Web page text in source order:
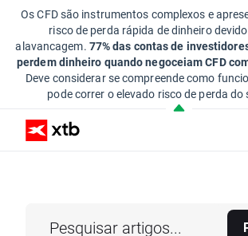
Os CFD são instrumentos complexos e
risco de perda rápida de dinheiro
alavancagem. 77% das contas de
perdem dinheiro quando negoceiam CFD
Deve considerar se compreende como
pode correr o elevado risco de perda do